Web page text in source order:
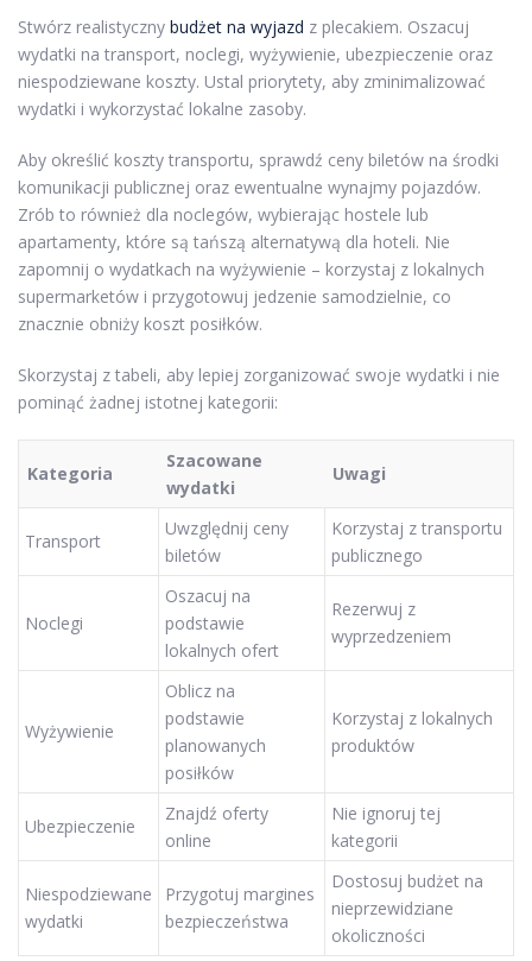
Stwórz realistyczny budżet na wyjazd z plecakiem. Oszacuj
wydatki na transport, noclegi, wyżywienie, ubezpieczenie oraz
niespodziewane koszty. Ustal priorytety, aby zminimalizować
wydatki i wykorzystać lokalne zasoby.
Aby określić koszty transportu, sprawdź ceny biletów na środki
komunikacji publicznej oraz ewentualne wynajmy pojazdów.
Zrób to również dla noclegów, wybierając hostele lub
apartamenty, które są tańszą alternatywą dla hoteli. Nie
zapomnij o wydatkach na wyżywienie – korzystaj z lokalnych
supermarketów i przygotowuj jedzenie samodzielnie, co
znacznie obniży koszt posiłków.
Skorzystaj z tabeli, aby lepiej zorganizować swoje wydatki i nie
pominąć żadnej istotnej kategorii:
Kategoria
Szacowane
wydatki
Uwagi
Transport
Uwzględnij ceny
biletów
Korzystaj z transportu
publicznego
Noclegi
Oszacuj na
podstawie
lokalnych ofert
Rezerwuj z
wyprzedzeniem
Wyżywienie
Oblicz na
podstawie
planowanych
posiłków
Korzystaj z lokalnych
produktów
Ubezpieczenie
Znajdź oferty
online
Nie ignoruj tej
kategorii
Niespodziewane
wydatki
Przygotuj margines
bezpieczeństwa
Dostosuj budżet na
nieprzewidziane
okoliczności